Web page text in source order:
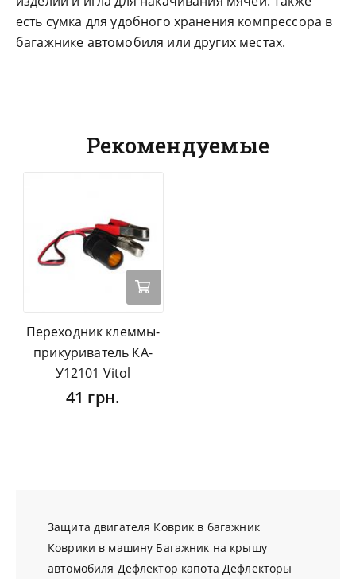
есть сумка для удобного хранения компрессора в
багажнике автомобиля или других местах.
Рекомендуемые
Переходник клеммы-
прикуриватель КА-
У12101 Vitol
41 грн.
Защита двигателя Коврик в багажник
Коврики в машину Багажник на крышу
автомобиля Дефлектор капота Дефлекторы